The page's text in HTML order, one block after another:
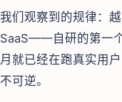
我们观察到的规律：
SaaS——自研的第一
月就已经在跑真实用
不可逆。